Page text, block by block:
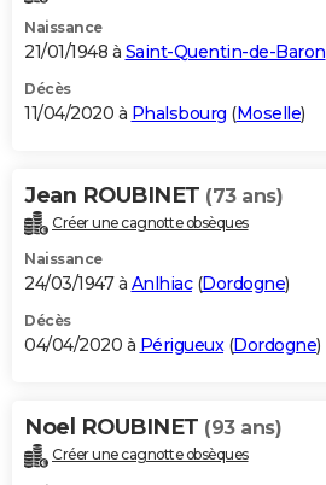
Naissance
21/01/1948 à Saint-Quentin-de-Baron
Décès
11/04/2020 à Phalsbourg (Moselle)
Jean ROUBINET (73 ans)
Créer une cagnotte obsèques
Naissance
24/03/1947 à Anlhiac(Dordogne)
Décès
04/04/2020 à Périgueux(Dordogne)
Noel ROUBINET (93 ans)
Créer une cagnotte obsèques